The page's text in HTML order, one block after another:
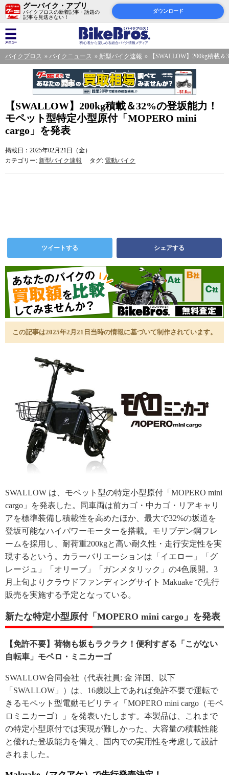
グーバイク・アプリ
バイクブロスの新着記事・話題の
記事を見逃さない！
ダウンロード
バイクブロス バイクニュース 新型バイク速報 【SWALLOW】200kg積載
【SWALLOW】200kg積載＆32%の登坂能力！
モペット型特定小型原付「MOPERO mini
cargo」を発表
掲載日：2025年02月21日（金）
カテゴリー: 新型バイク速報 タグ: 電動バイク
ツイートする シェアする
この記事は2025年2月21日当時の情報に基づいて制作されています。
SWALLOW は、モペット型の特定小型原付「MOPERO mini
cargo」を発表した。同車両は前カゴ・中カゴ・リアキャリ
アを標準装備し積載性を高めたほか、最大で32%の坂道を
登坂可能なハイパワーモーターを搭載。モリブデン鋼フレ
ームを採用し、耐荷重200kgと高い耐久性・走行安定性を実
現するという。カラーバリエーションは「イエロー」「グ
レージュ」「オリーブ」「ガンメタリック」の4色展開。3
月上旬よりクラウドファンディングサイト Makuake で先行
販売を実施する予定となっている。
新たな特定小型原付「MOPERO mini cargo」を発表
【免許不要】荷物も坂もラクラク！便利すぎる「こがない
自転車」モペロ・ミニカーゴ
SWALLOW合同会社（代表社員: 金 洋国、以下
「SWALLOW」）は、16歳以上であれば免許不要で運転で
きるモペット型電動モビリティ「MOPERO mini cargo（モペ
ロミニカーゴ）」を発表いたします。本製品は、これまで
の特定小型原付では実現が難しかった、大容量の積載性能
と優れた登坂能力を備え、国内での実用性を考慮して設計
されました。